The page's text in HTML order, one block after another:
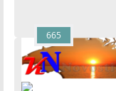
665